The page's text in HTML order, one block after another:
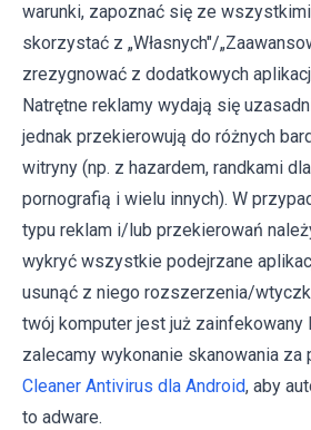
warunki, zapoznać się ze
skorzystać z „Własnych"/
zrezygnować z dodatkowych
Natrętne reklamy wydają się
jednak przekierowują do różnych
witryny (np. z hazardem, randkami
pornografią i wielu innych). W
typu reklam i/lub przekierowań
wykryć wszystkie podejrzane
usunąć z niego rozszerzenia/
twój komputer jest już zainfekowany
zalecamy wykonanie skanowania za
Cleaner Antivirus dla Android, aby
to adware.